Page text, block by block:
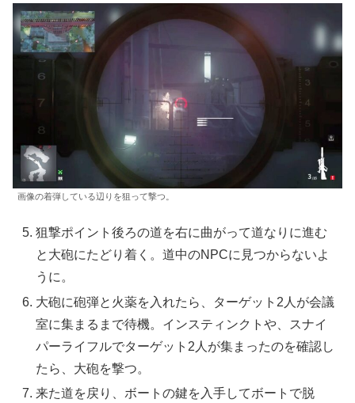
画像の着弾している辺りを狙って撃つ。
狙撃ポイント後ろの道を右に曲がって道なりに進む
と大砲にたどり着く。道中のNPCに見つからないよ
うに。
大砲に砲弾と火薬を入れたら、ターゲット2人が会議
室に集まるまで待機。インスティンクトや、スナイ
パーライフルでターゲット2人が集まったのを確認し
たら、大砲を撃つ。
来た道を戻り、ボートの鍵を入手してボートで脱